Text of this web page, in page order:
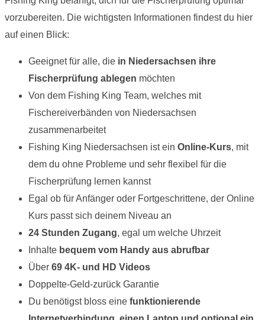
vorzubereiten. Die wichtigsten Informationen findest du hier
auf einen Blick:
Geeignet für alle, die in Niedersachsen ihre
Fischerprüfung ablegen möchten
Von dem Fishing King Team, welches mit
Fischereiverbänden von Niedersachsen
zusammenarbeitet
Fishing King Niedersachsen ist ein Online-Kurs, mit
dem du ohne Probleme und sehr flexibel für die
Fischerprüfung lernen kannst
Egal ob für Anfänger oder Fortgeschrittene, der Online
Kurs passt sich deinem Niveau an
24 Stunden Zugang, egal um welche Uhrzeit
Inhalte bequem vom Handy aus abrufbar
Über 69 4K- und HD Videos
Doppelte-Geld-zurück Garantie
Du benötigst bloss eine funktionierende